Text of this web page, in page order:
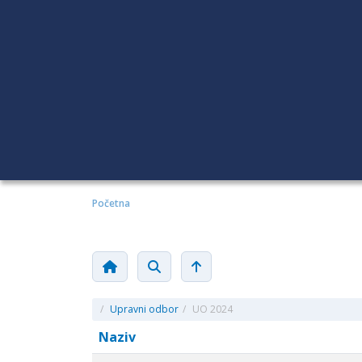
Početna
/ Upravni odbor / UO 2024
Naziv